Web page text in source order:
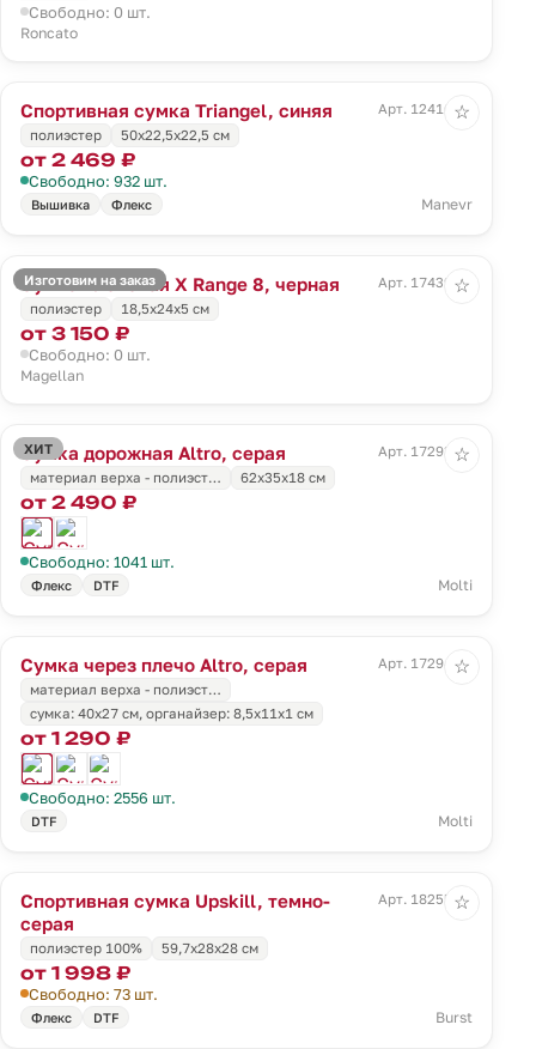
Свободно: 0 шт.
Roncato
Спортивная сумка Triangel, синяя
Арт. 12416.44
полиэстер
50х22,5х22,5 см
от 2 469 ₽
Свободно: 932 шт.
Вышивка Флекс Manevr
☆
Изготовим на заказ
Сумка плечевая X Range 8, черная
Арт. 17439.30
полиэстер
18,5x24x5 см
от 3 150 ₽
Свободно: 0 шт.
Magellan
☆
ХИТ
Сумка дорожная Altro, серая
Арт. 17293.10
материал верха - полиэст…
62x35x18 см
от 2 490 ₽
Свободно: 1041 шт.
Флекс DTF Molti
☆
Сумка через плечо Altro, серая
Арт. 17294.10
материал верха - полиэст…
cумка: 40x27 см, органайзер: 8,5x11х1 см
от 1 290 ₽
Свободно: 2556 шт.
DTF Molti
☆
Спортивная сумка Upskill, темно-
серая
Арт. 18255.30
полиэстер 100% 59,7x28x28 см
от 1 998 ₽
Свободно: 73 шт.
Флекс DTF Burst
☆